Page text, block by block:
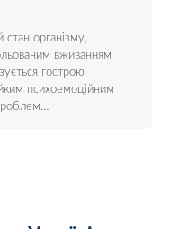
стан організму,
вживанням
гострою
психоемоційним